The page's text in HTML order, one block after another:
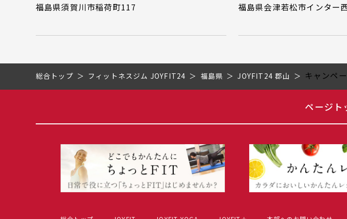
福島県須賀川市稲荷町117
福島県会津若松市インター
総合トップ フィットネスジム JOYFIT24 福島県 JOYFIT24 郡山 キャンペ
ページト